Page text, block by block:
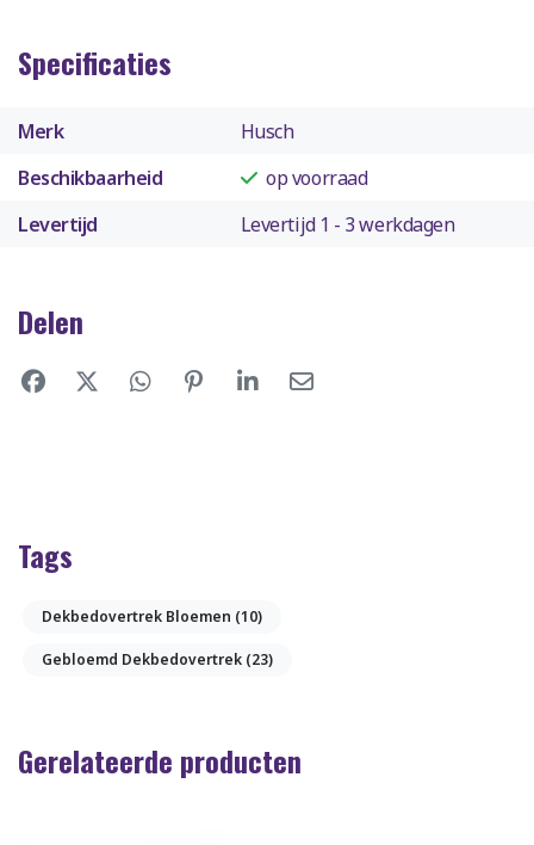
Specificaties
Merk
Husch
Beschikbaarheid
op voorraad
Levertijd
Levertijd 1 - 3 werkdagen
Delen
Tags
Dekbedovertrek Bloemen (10)
Gebloemd Dekbedovertrek (23)
Gerelateerde producten